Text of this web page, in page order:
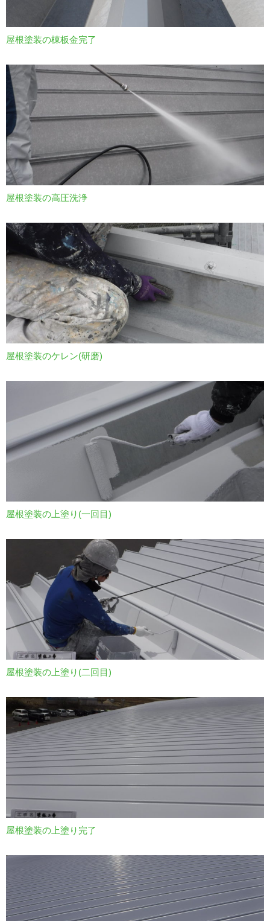
屋根塗装の棟板金完了
屋根塗装の高圧洗浄
屋根塗装のケレン(研磨)
屋根塗装の上塗り(一回目)
屋根塗装の上塗り(二回目)
屋根塗装の上塗り完了